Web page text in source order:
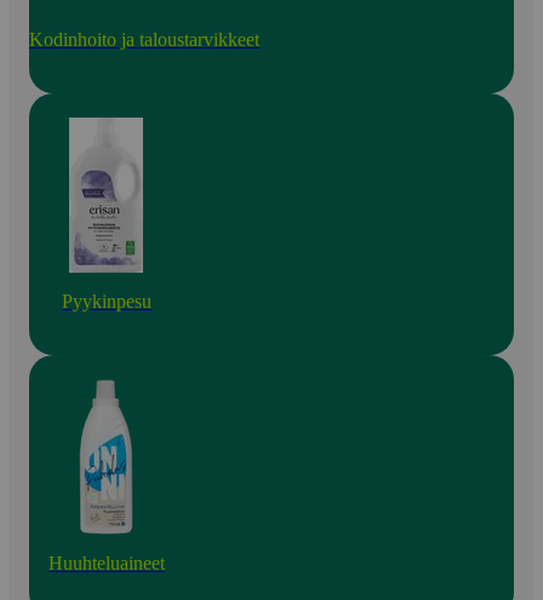
Kodinhoito ja taloustarvikkeet
Pyykinpesu
Huuhteluaineet